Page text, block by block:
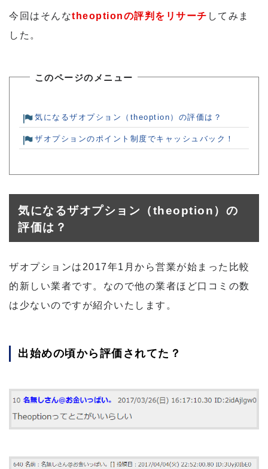
今回はそんなtheoptionの評判をリサーチ してみま
した。
このページのメニュー
気になるザオプション（theoption）の評価は？
ザオプションのポイント制度でキャッシュバック！
気になるザオプション（theoption）の
評価は？
ザオプションは2017年1月から営業が始まった比較
的新しい業者です。なので他の業者ほど口コミの数
は少ないのですが紹介いたします。
出始めの頃から評価されてた？